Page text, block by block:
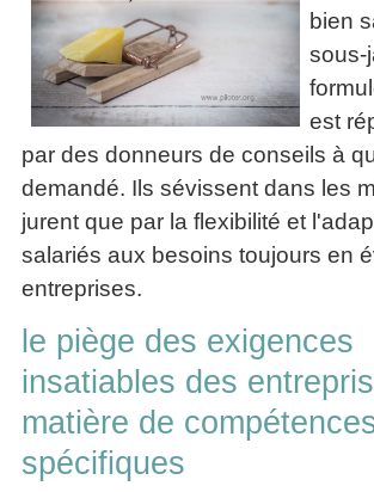
bien
sous-
est
par des donneurs de conseils à
demandé. Ils sévissent dans les
jurent que par la flexibilité et
salariés aux besoins toujours en
entreprises.
le piège des exigences
insatiables des
matière de
spécifiques